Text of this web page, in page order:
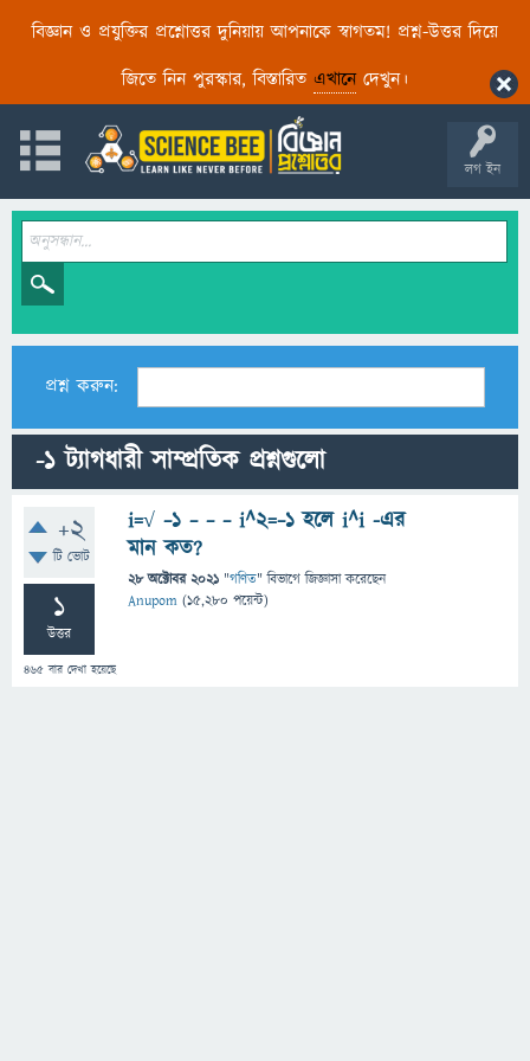
বিজ্ঞান ও প্রযুক্তির প্রশ্নোত্তর দুনিয়ায় আপনাকে স্বাগতম! প্রশ্ন-উত্তর দিয়ে
জিতে নিন পুরস্কার, বিস্তারিত এখানেদেখুন।
লগ ইন
প্রশ্ন করুন:
-1 ট্যাগধারী সাম্প্রতিক প্রশ্নগুলো
+2
টি ভোট
1
উত্তর
465 বার দেখা হয়েছে
i=√ −1 − − − i^2=−1 হলে i^i -এর
মান কত?
28 অক্টোবর 2021 "গণিত" বিভাগে জিজ্ঞাসাকরেছেন
Anupom (15,280 পয়েন্ট)